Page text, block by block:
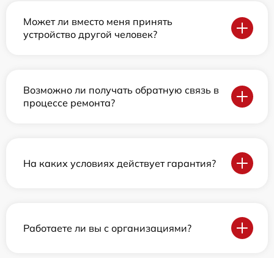
Может ли вместо меня принять
устройство другой человек?
Возможно ли получать обратную связь в
процессе ремонта?
На каких условиях действует гарантия?
Работаете ли вы с организациями?